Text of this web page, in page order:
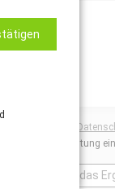
mit deren Geltung